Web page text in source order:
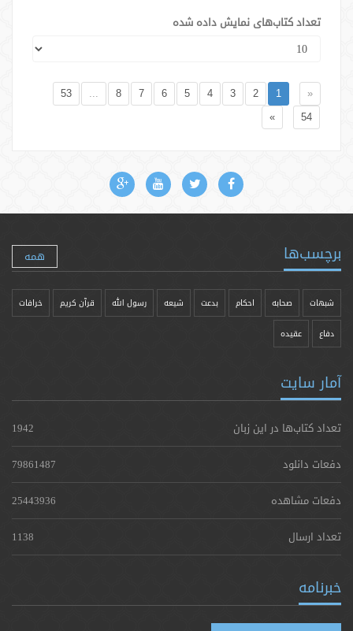
تعداد کتاب‌های نمایش داده شده
«
1
2
3
4
5
6
7
8
...
53
54
»
برچسب‌ها همه
شبهات صحابه احکام بدعت شیعه رسول الله قرآن کریم خرافات
دفاع عقیده
آمار سایت
تعداد کتاب‌ها در این زبان
1942
دفعات دانلود
79861487
دفعات مشاهده
25443936
تعداد ارسال
1138
خبرنامه